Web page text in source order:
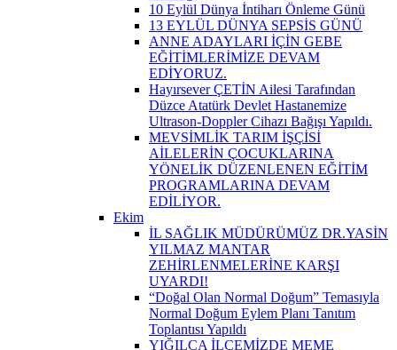
10 Eylül Dünya İntiharı Önleme Günü
13 EYLÜL DÜNYA SEPSİS GÜNÜ
ANNE ADAYLARI İÇİN GEBE
EĞİTİMLERİMİZE DEVAM
EDİYORUZ.
Hayırsever ÇETİN Ailesi Tarafından
Düzce Atatürk Devlet Hastanemize
Ultrason-Doppler Cihazı Bağışı Yapıldı.
MEVSİMLİK TARIM İŞÇİSİ
AİLELERİN ÇOCUKLARINA
YÖNELİK DÜZENLENEN EĞİTİM
PROGRAMLARINA DEVAM
EDİLİYOR.
Ekim
İL SAĞLIK MÜDÜRÜMÜZ DR.YASİN
YILMAZ MANTAR
ZEHİRLENMELERİNE KARŞI
UYARDI!
“Doğal Olan Normal Doğum” Temasıyla
Normal Doğum Eylem Planı Tanıtım
Toplantısı Yapıldı
YIĞILCA İLÇEMİZDE MEME